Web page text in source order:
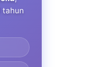
tahun